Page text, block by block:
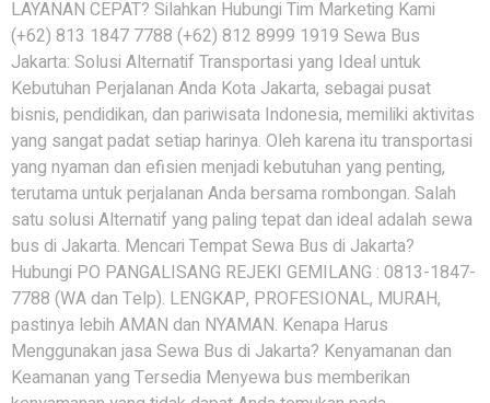
LAYANAN CEPAT? Silahkan Hubungi Tim Marketing Kami
(+62) 813 1847 7788 (+62) 812 8999 1919 Sewa Bus
Jakarta: Solusi Alternatif Transportasi yang Ideal untuk
Kebutuhan Perjalanan Anda Kota Jakarta, sebagai pusat
bisnis, pendidikan, dan pariwisata Indonesia, memiliki aktivitas
yang sangat padat setiap harinya. Oleh karena itu transportasi
yang nyaman dan efisien menjadi kebutuhan yang penting,
terutama untuk perjalanan Anda bersama rombongan. Salah
satu solusi Alternatif yang paling tepat dan ideal adalah sewa
bus di Jakarta. Mencari Tempat Sewa Bus di Jakarta?
Hubungi PO PANGALISANG REJEKI GEMILANG : 0813-1847-
7788 (WA dan Telp). LENGKAP, PROFESIONAL, MURAH,
pastinya lebih AMAN dan NYAMAN. Kenapa Harus
Menggunakan jasa Sewa Bus di Jakarta? Kenyamanan dan
Keamanan yang Tersedia Menyewa bus memberikan